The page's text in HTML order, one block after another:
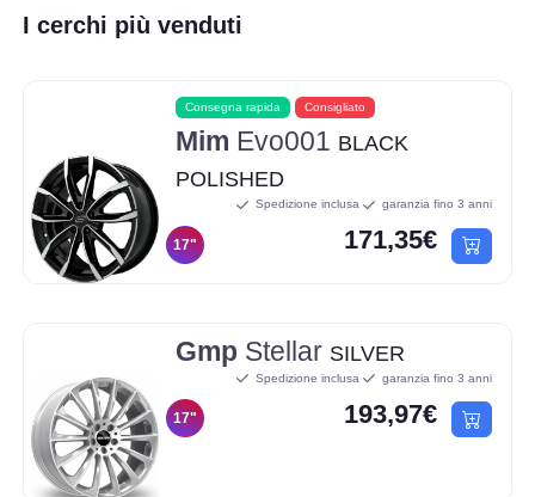
I cerchi più venduti
Consegna rapida Consigliato
Mim Evo001 BLACK
POLISHED
17"
Spedizione inclusa garanzia fino 3 anni
171,35€
Gmp Stellar SILVER
17"
Spedizione inclusa garanzia fino 3 anni
193,97€